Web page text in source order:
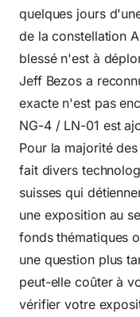
quelques jours
de la constellation
blessé n'est à
Jeff Bezos a
exacte n'est pas
NG-4 / LN-01 est
Pour la majorité
fait divers
suisses qui
une exposition au
fonds thématiques
une question plus
peut-elle coûter à
vérifier votre